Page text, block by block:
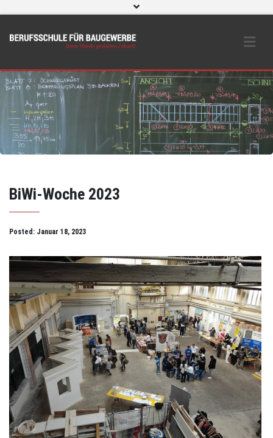
BiWi-Woche 2023
Posted: Januar 18, 2023